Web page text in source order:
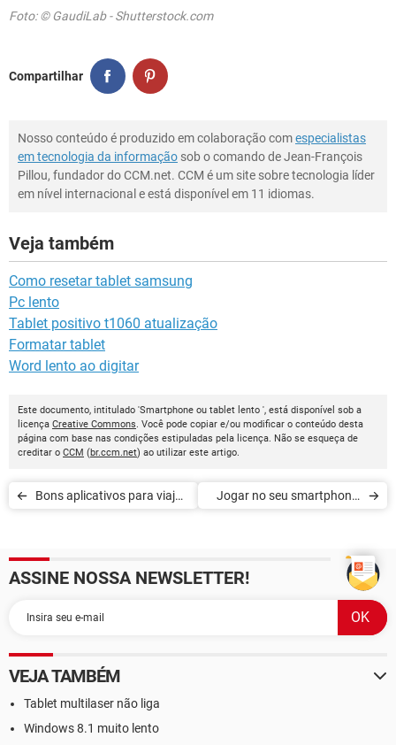
Foto: © GaudiLab - Shutterstock.com
Compartilhar
Nosso conteúdo é produzido em colaboração comespecialistas
em tecnologia da informação sob o comando de Jean-François
Pillou, fundador do CCM.net. CCM é um site sobre tecnologia líder
em nível internacional e está disponível em 11 idiomas.
Veja também
Como resetar tablet samsung
Pc lento
Tablet positivo t1060 atualização
Formatar tablet
Word lento ao digitar
Este documento, intitulado 'Smartphone ou tablet lento ', está disponível sob a
licença Creative Commons. Você pode copiar e/ou modificar o conteúdo desta
página com base nas condições estipuladas pela licença. Não se esqueça de
creditar o CCM (br.ccm.net) ao utilizar este artigo.
Bons aplicativos para viajar:
Jogar no seu smartphone:
ASSINE NOSSA NEWSLETTER!
VEJA TAMBÉM
Tablet multilaser não liga
Windows 8.1 muito lento